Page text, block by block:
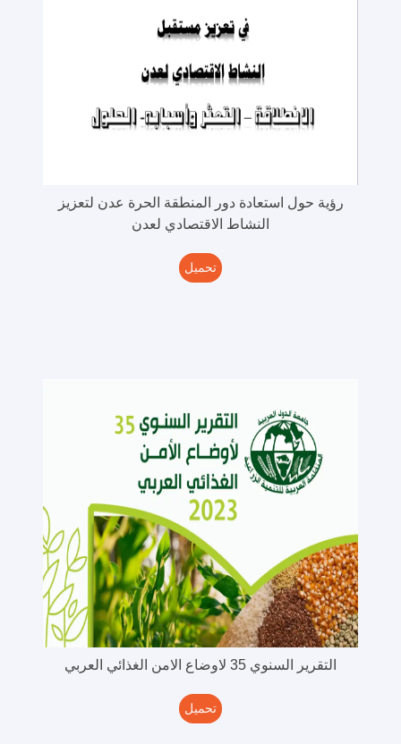
رؤية حول استعادة دور المنطقة الحرة عدن لتعزيز
النشاط الاقتصادي لعدن
تحميل
التقرير السنوي 35 لاوضاع الامن الغذائي العربي
تحميل